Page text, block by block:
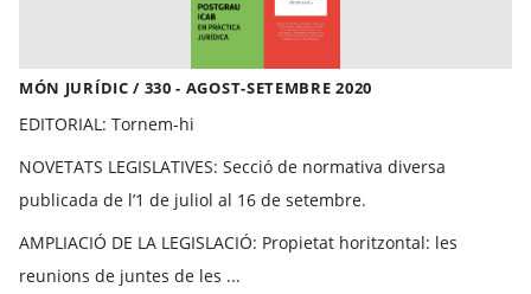
MÓN JURÍDIC / 330 - AGOST-SETEMBRE 2020
EDITORIAL: Tornem-hi
NOVETATS LEGISLATIVES: Secció de normativa diversa
publicada de l’1 de juliol al 16 de setembre.
AMPLIACIÓ DE LA LEGISLACIÓ: Propietat horitzontal: les
reunions de juntes de les ...